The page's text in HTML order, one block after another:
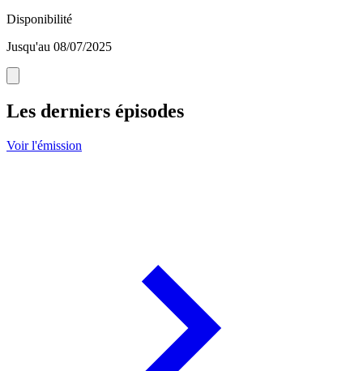
Disponibilité
Jusqu'au 08/07/2025
Les derniers épisodes
Voir l'émission